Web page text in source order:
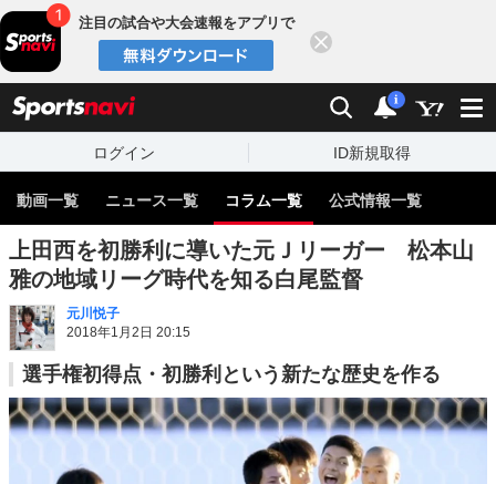
注目の試合や大会速報をアプリで
検索 通知
i
ログイン ID新規取得
動画一覧 ニュース一覧 コラム一覧 公式情報一覧
上田西を初勝利に導いた元Ｊリーガー 松本山
雅の地域リーグ時代を知る白尾監督
元川悦子
2018年1月2日 20:15
選手権初得点・初勝利という新たな歴史を作る